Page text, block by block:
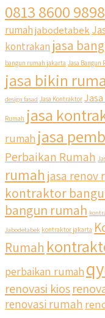
@qyusipersada
Siapa yang udah
rumah Di
Untuk informasi lebih
temen
0813 8600 9898
rumahjabodetabek
kontrakan jasa
bangun rumah jakarta Jasa Bangun
jasa bikin
design fasad Jasa Kontraktor
Rumah jasa
rumah jasa
Perbaikan Rumah
rumah jasa renov
kontraktor
bangun rumah
Jabodetabek kontraktor jakarta
Rumah
perbaikan rumah
renovasi kios
renovasi rumah